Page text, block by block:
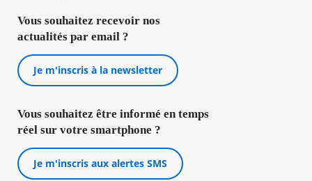
Vous souhaitez recevoir nos
actualités par email ?
Je m'inscris à la newsletter
Vous souhaitez être informé en temps
réel sur votre smartphone ?
Je m'inscris aux alertes SMS